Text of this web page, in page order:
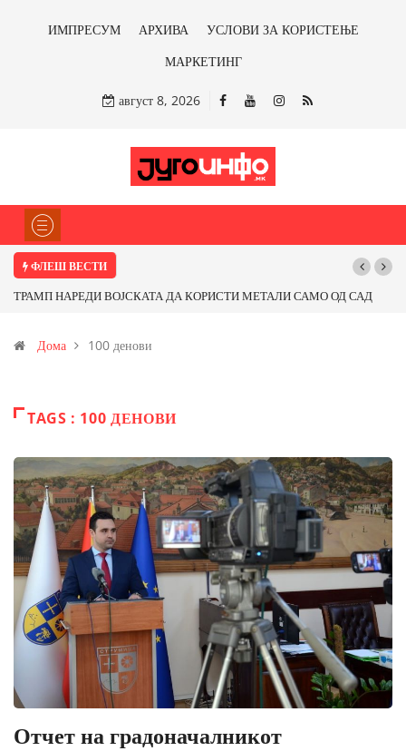
ИМПРЕСУМ АРХИВА
УСЛОВИ ЗА КОРИСТЕЊЕ
МАРКЕТИНГ
август 8, 2026
ФЛЕШ ВЕСТИ
ТРАМП НАРЕДИ ВОЈСКАТА ДА КОРИСТИ МЕТАЛИ САМО ОД САД
Иловица и со антимонот?
Дома 100 денови
TAGS : 100 ДЕНОВИ
Отчет на градоначалникот